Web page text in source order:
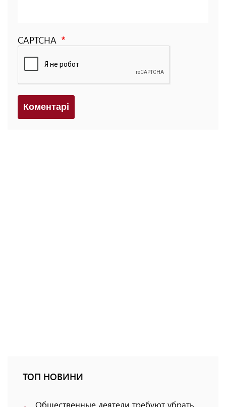
CAPTCHA
Коментарi
ТОП НОВИНИ
Общественные деятели требуют убрать